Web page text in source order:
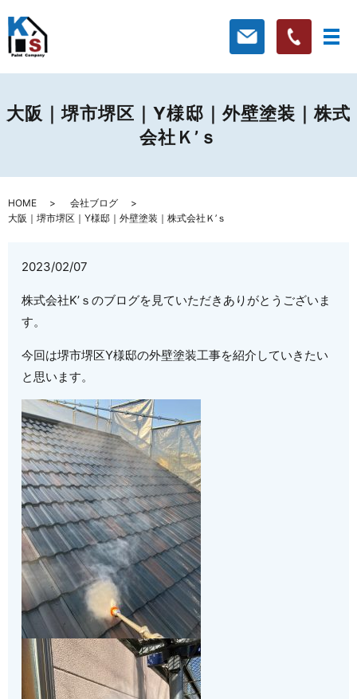
大阪｜堺市堺区｜Y様邸｜外壁塗装｜株式
会社Ｋ’ｓ
HOME
会社ブログ
大阪｜堺市堺区｜Y様邸｜外壁塗装｜株式会社Ｋ’ｓ
2023/02/07
株式会社K’ｓのブログを見ていただきありがとうございま
す。
今回は堺市堺区Y様邸の外壁塗装工事を紹介していきたい
と思います。